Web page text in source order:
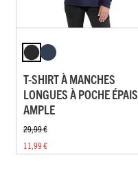
T-SHIRT À MANCHES
LONGUES À POCHE ÉPAIS
AMPLE
29,99 €
11,99 €